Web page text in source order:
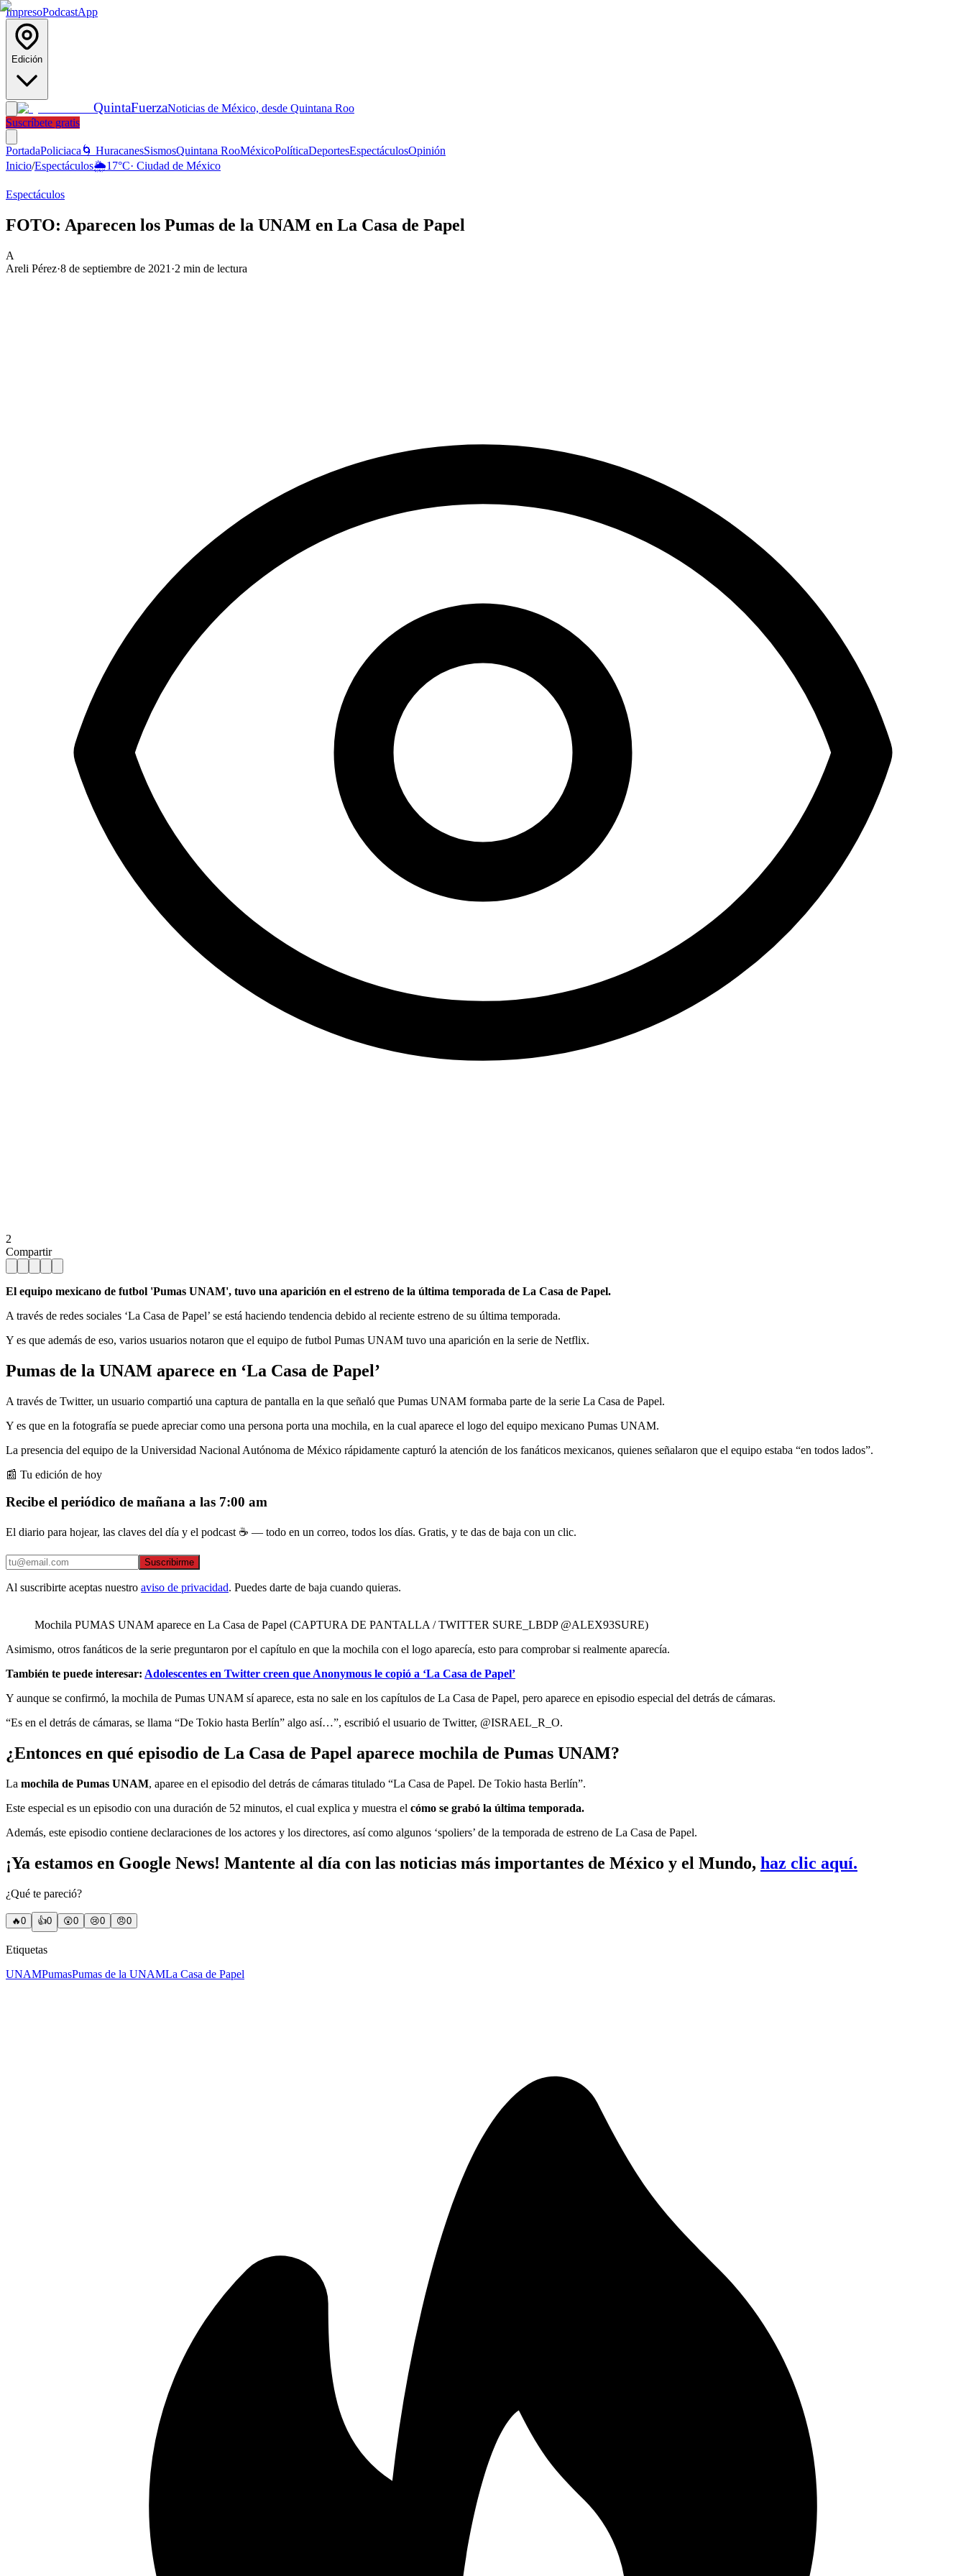
ImpresoPodcastApp
Edición
QuintaFuerzaNoticias de México, desde Quintana Roo
Suscríbete gratis
PortadaPoliciaca 🌀 HuracanesSismosQuintana RooMéxicoPolíticaDeportesEspectáculosOpinión
Inicio/Espectáculos🌦️17°C· Ciudad de México
Espectáculos
FOTO: Aparecen los Pumas de la UNAM en La Casa de Papel
A
Areli Pérez·8 de septiembre de 2021 ·2 min de lectura
2
Compartir
El equipo mexicano de futbol 'Pumas UNAM', tuvo una aparición en el estreno de la última temporada de La Casa de Papel.
A través de redes sociales ‘La Casa de Papel’ se está haciendo tendencia debido al reciente estreno de su última temporada.
Y es que además de eso, varios usuarios notaron que el equipo de futbol Pumas UNAM tuvo una aparición en la serie de Netflix.
Pumas de la UNAM aparece en ‘La Casa de Papel’
A través de Twitter, un usuario compartió una captura de pantalla en la que señaló que Pumas UNAM formaba parte de la serie La Casa de Papel.
Y es que en la fotografía se puede apreciar como una persona porta una mochila, en la cual aparece el logo del equipo mexicano Pumas UNAM.
La presencia del equipo de la Universidad Nacional Autónoma de México rápidamente capturó la atención de los fanáticos mexicanos, quienes señalaron que el equipo estaba “en todos lados”.
📰 Tu edición de hoy
Recibe el periódico de mañana a las 7:00 am
El diario para hojear, las claves del día y el podcast ☕ — todo en un correo, todos los días. Gratis, y te das de baja con un clic.
Suscribirme
Al suscribirte aceptas nuestro aviso de privacidad. Puedes darte de baja cuando quieras.
Mochila PUMAS UNAM aparece en La Casa de Papel (CAPTURA DE PANTALLA / TWITTER SURE_LBDP @ALEX93SURE)
Asimismo, otros fanáticos de la serie preguntaron por el capítulo en que la mochila con el logo aparecía, esto para comprobar si realmente aparecía.
También te puede interesar: Adolescentes en Twitter creen que Anonymous le copió a ‘La Casa de Papel’
Y aunque se confirmó, la mochila de Pumas UNAM sí aparece, esta no sale en los capítulos de La Casa de Papel, pero aparece en episodio especial del detrás de cámaras.
“Es en el detrás de cámaras, se llama “De Tokio hasta Berlín” algo así…”, escribió el usuario de Twitter, @ISRAEL_R_O.
¿Entonces en qué episodio de La Casa de Papel aparece mochila de Pumas UNAM?
La mochila de Pumas UNAM, aparee en el episodio del detrás de cámaras titulado “La Casa de Papel. De Tokio hasta Berlín”.
Este especial es un episodio con una duración de 52 minutos, el cual explica y muestra el cómo se grabó la última temporada.
Además, este episodio contiene declaraciones de los actores y los directores, así como algunos ‘spoliers’ de la temporada de estreno de La Casa de Papel.
¡Ya estamos en Google News! Mantente al día con las noticias más importantes de México y el Mundo, haz clic aquí.
¿Qué te pareció?
🔥0 👍0 😲0 😢0 😠0
Etiquetas
UNAMPumasPumas de la UNAMLa Casa de Papel